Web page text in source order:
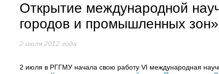
Открытие международной
городов и промышленных зон»
2 июля 2012 года
2 июля в РГГМУ начала свою работу VI международная